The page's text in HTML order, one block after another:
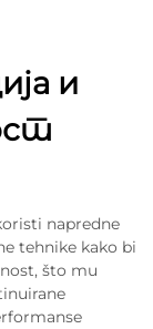
и
napredne
tehnike kako bi
što mu